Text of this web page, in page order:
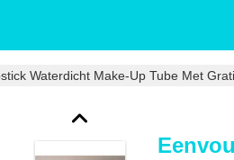
Waterdicht Make-Up Tube Met